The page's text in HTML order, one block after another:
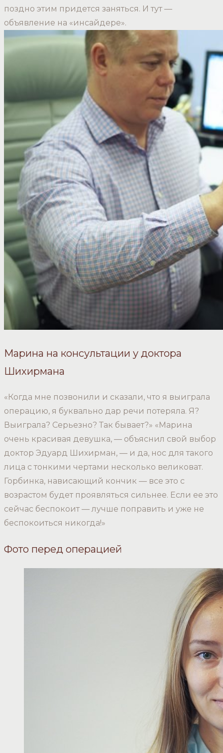
поздно этим придется заняться. И тут —
объявление на «инсайдере».
Марина на консультации у доктора
Шихирмана
«Когда мне позвонили и сказали, что я выиграла
операцию, я буквально дар речи потеряла. Я?
Выиграла? Серьезно? Так бывает?» «Марина
очень красивая девушка, — объяснил свой выбор
доктор Эдуард Шихирман, — и да, нос для такого
лица с тонкими чертами несколько великоват.
Горбинка, нависающий кончик — все это с
возрастом будет проявляться сильнее. Если ее это
сейчас беспокоит — лучше поправить и уже не
беспокоиться никогда!»
Фото перед операцией